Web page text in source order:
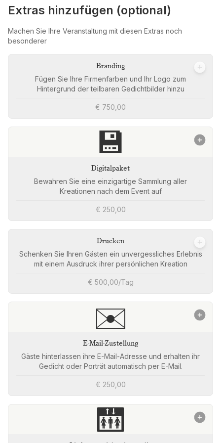
Extras hinzufügen (optional)
Machen Sie Ihre Veranstaltung mit diesen Extras noch
besonderer
Branding
Fügen Sie Ihre Firmenfarben und Ihr Logo zum
Hintergrund der teilbaren Gedichtbilder hinzu
€ 750,00
💾
Digitalpaket
Bewahren Sie eine einzigartige Sammlung aller
Kreationen nach dem Event auf
€ 250,00
Drucken
Schenken Sie Ihren Gästen ein unvergessliches Erlebnis
mit einem Ausdruck ihrer persönlichen Kreation
€ 500,00/Tag
✉️
E-Mail-Zustellung
Gäste hinterlassen ihre E-Mail-Adresse und erhalten ihr
Gedicht oder Porträt automatisch per E-Mail.
€ 250,00
🛗